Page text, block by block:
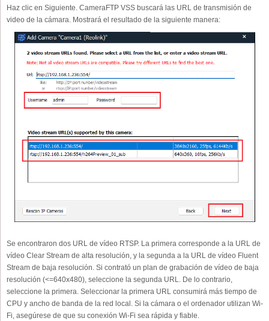
Haz clic en Siguiente. CameraFTP VSS buscará las URL de transmisión de
video de la cámara. Mostrará el resultado de la siguiente manera:
Se encontraron dos URL de vídeo RTSP. La primera corresponde a la URL de
vídeo Clear Stream de alta resolución, y la segunda a la URL de vídeo Fluent
Stream de baja resolución. Si contrató un plan de grabación de vídeo de baja
resolución (<=640x480), seleccione la segunda URL. De lo contrario,
seleccione la primera. Seleccionar la primera URL consumirá más tiempo de
CPU y ancho de banda de la red local. Si la cámara o el ordenador utilizan Wi-
Fi, asegúrese de que su conexión Wi-Fi sea rápida y fiable.